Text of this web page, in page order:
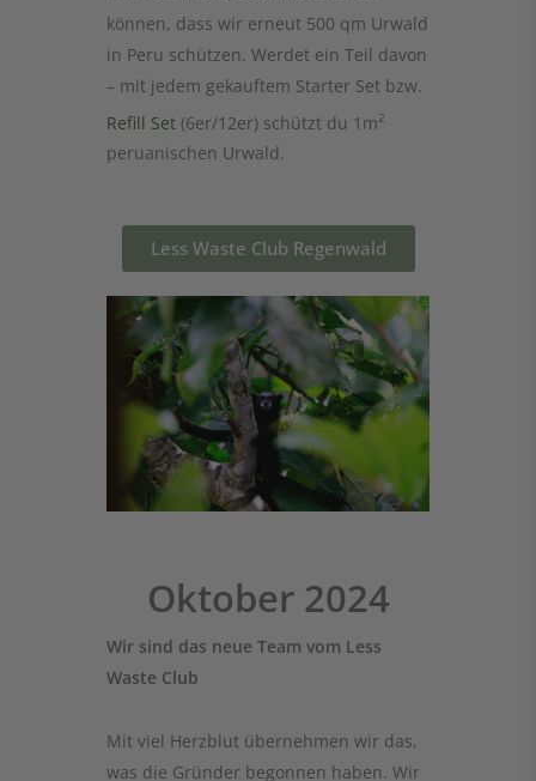
können, dass wir erneut 500 qm Urwald
in Peru schützen. Werdet ein Teil davon
– mit jedem gekauftem Starter Set bzw.
Refill Set (6er/12er) schützt du 1m
peruanischen Urwald.
Less Waste Club Regenwald
Oktober 2024
Wir sind das neue Team vom Less
Waste Club
Mit viel Herzblut übernehmen wir das,
was die Gründer begonnen haben. Wir